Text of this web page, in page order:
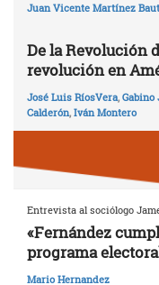
Juan Vicente Martínez
De la Revolución
revolución en
José Luis RíosVera, Gabino
Calderón, Iván Montero
Entrevista al sociólogo
«Fernández
programa
Mario Hernandez